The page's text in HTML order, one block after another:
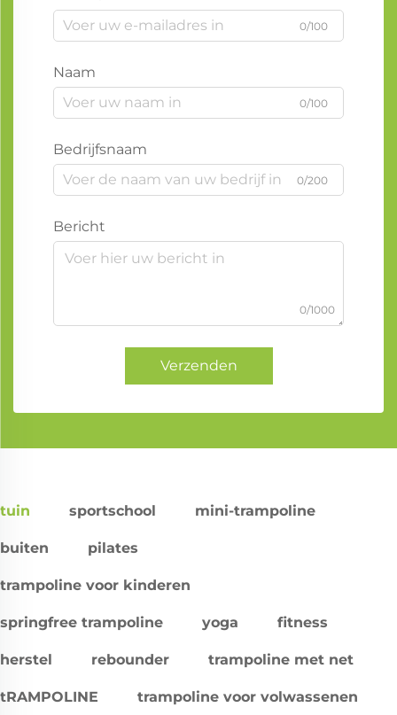
0/100
Naam
0/100
Bedrijfsnaam
0/200
Bericht
0/1000
Verzenden
tuin sportschool mini-trampoline
buiten pilates
trampoline voor kinderen
springfree trampoline yoga fitness
herstel rebounder trampoline met net
tRAMPOLINE trampoline voor volwassenen